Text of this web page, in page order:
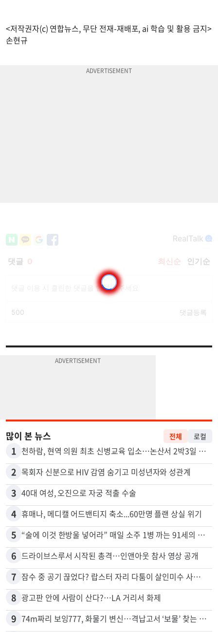
<저작권자(c) 연합뉴스, 무단 전재-재배포, ai 학습 및 활용 금지>
손현규
많이 본 뉴스 전체 로컬
1 천하람, 현역 의원 최초 신병교육 입소…논산서 2박3일 생활
2 목회자 신분으로 HIV 감염 숨기고 미성년자와 성관계
3 40대 여성, 오진으로 자궁 적출 수술
4 휴매나, 메디캘 어드밴티지 축소...60만명 플랜 상실 위기
5 “술에 이것 한방울 넣어라” 매일 소주 1병 까는 91세의 철칙
6 드라이브스루서 시작된 총격…인앤아웃 참사 영상 공개
7 잠수 중 공기 끊었다? 랍스터 자리 다툼이 살인미수 사건으로
8 광고판 안에 사람이 산다?…LA 거리서 화제
9 74m짜리 보잉777, 화물기 변신…격납고서 ‘보물’ 찾는 인천공항